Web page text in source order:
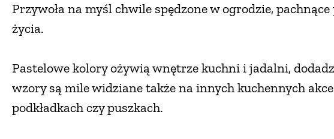
Przywoła na myśl chwile spędzone w ogrodzie,
życia.
Pastelowe kolory ożywią wnętrze kuchni i jadalni,
wzory są mile widziane także na innych kuchennych
podkładkach czy puszkach.